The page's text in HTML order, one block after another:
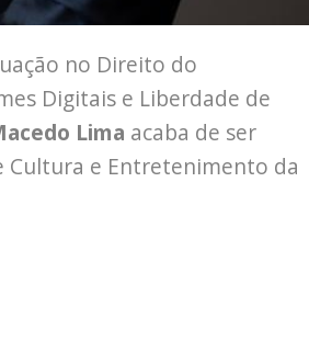
no Direito do
Digitais e Liberdade de
Lima acaba de ser
Cultura e Entretenimento da